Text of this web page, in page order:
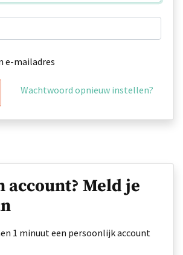
e-mailadres
Wachtwoord opnieuw instellen?
account? Meld je
1 minuut een persoonlijk account